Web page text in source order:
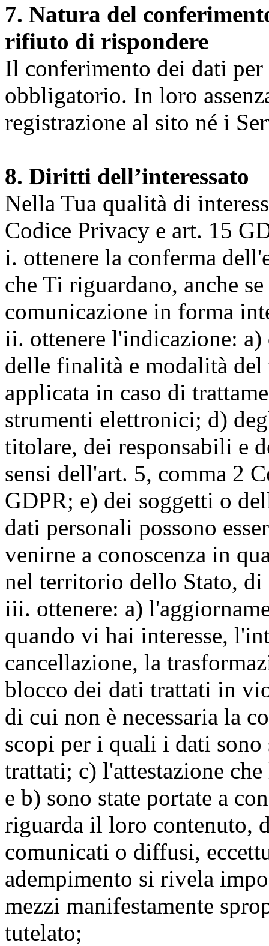
7. Natura del
rifiuto di rispondere
Il conferimento dei dati
obbligatorio. In loro
registrazione al sito né i
8. Diritti dell’interessato
Nella Tua qualità di
Codice Privacy e art. 15
i. ottenere la conferma
che Ti riguardano, anche
comunicazione in forma
ii. ottenere l'indicazione:
delle finalità e modalità
applicata in caso di
strumenti elettronici; d)
titolare, dei responsabili e
sensi dell'art. 5, comma 2
GDPR; e) dei soggetti o
dati personali possono
venirne a conoscenza in
nel territorio dello Stato,
iii. ottenere: a)
quando vi hai interesse,
cancellazione, la
blocco dei dati trattati in
di cui non è necessaria la
scopi per i quali i dati sono
trattati; c) l'attestazione
e b) sono state portate a
riguarda il loro contenuto,
comunicati o diffusi,
adempimento si rivela
mezzi manifestamente
tutelato;